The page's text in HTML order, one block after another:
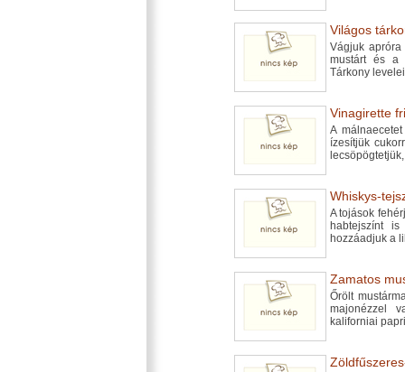
Világos
Vágjuk
mustárt és a
Tárkony
Vinagirette
A
ízesítjük
Whiskys-
A tojások
habtejszínt
hozzáadjuk a
Zamatos
Őrölt
majonézzel
kaliforniai